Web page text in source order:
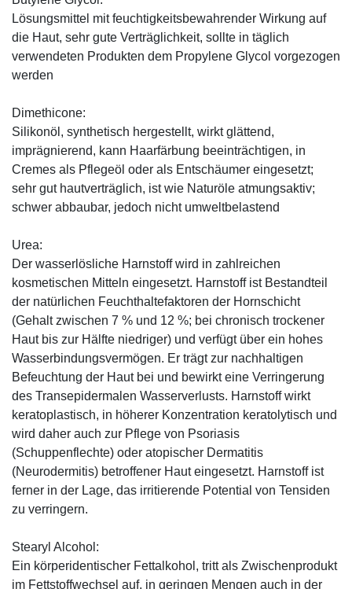
Lösungsmittel mit feuchtigkeitsbewahrender Wirkung auf
die Haut, sehr gute Verträglichkeit, sollte in täglich
verwendeten Produkten dem Propylene Glycol vorgezogen
werden
Dimethicone:
Silikonöl, synthetisch hergestellt, wirkt glättend,
imprägnierend, kann Haarfärbung beeinträchtigen, in
Cremes als Pflegeöl oder als Entschäumer eingesetzt;
sehr gut hautverträglich, ist wie Naturöle atmungsaktiv;
schwer abbaubar, jedoch nicht umweltbelastend
Urea:
Der wasserlösliche Harnstoff wird in zahlreichen
kosmetischen Mitteln eingesetzt. Harnstoff ist Bestandteil
der natürlichen Feuchthaltefaktoren der Hornschicht
(Gehalt zwischen 7 % und 12 %; bei chronisch trockener
Haut bis zur Hälfte niedriger) und verfügt über ein hohes
Wasserbindungsvermögen. Er trägt zur nachhaltigen
Befeuchtung der Haut bei und bewirkt eine Verringerung
des Transepidermalen Wasserverlusts. Harnstoff wirkt
keratoplastisch, in höherer Konzentration keratolytisch und
wird daher auch zur Pflege von Psoriasis
(Schuppenflechte) oder atopischer Dermatitis
(Neurodermitis) betroffener Haut eingesetzt. Harnstoff ist
ferner in der Lage, das irritierende Potential von Tensiden
zu verringern.
Stearyl Alcohol:
Ein körperidentischer Fettalkohol, tritt als Zwischenprodukt
im Fettstoffwechsel auf, in geringen Mengen auch in der